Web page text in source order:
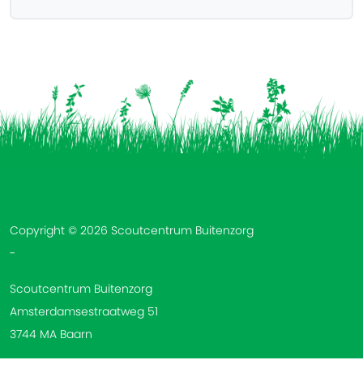
Copyright © 2026 Scoutcentrum Buitenzorg
-
Scoutcentrum Buitenzorg
Amsterdamsestraatweg 51
3744 MA Baarn